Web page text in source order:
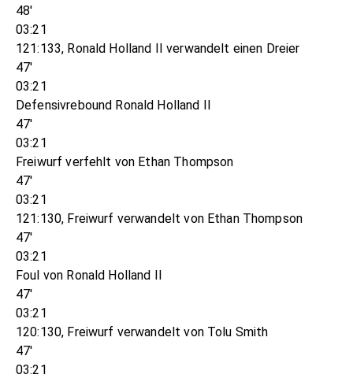
48'
03:21
121:133, Ronald Holland II verwandelt einen Dreier
47'
03:21
Defensivrebound Ronald Holland II
47'
03:21
Freiwurf verfehlt von Ethan Thompson
47'
03:21
121:130, Freiwurf verwandelt von Ethan Thompson
47'
03:21
Foul von Ronald Holland II
47'
03:21
120:130, Freiwurf verwandelt von Tolu Smith
47'
03:21